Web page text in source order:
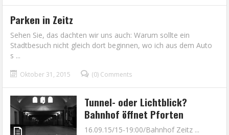
Parken in Zeitz
Sehen Sie, das dachten wir uns auch: Warum sollte ein
Stadtbesuch nicht gleich dort beginnen, wo ich aus dem Auto
s ...
Oktober 31, 2015 (0) Comments
Tunnel- oder Lichtblick?
Bahnhof öffnet Pforten
16.09.15/15-19:00/Bahnhof Zeitz ...